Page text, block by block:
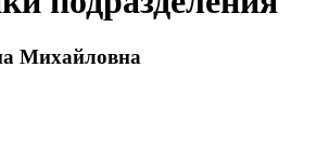
Михайловна